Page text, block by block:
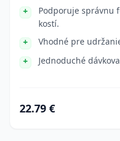
Podporuje správnu
kostí.
Vhodné pre
Jednoduché
22.79 €